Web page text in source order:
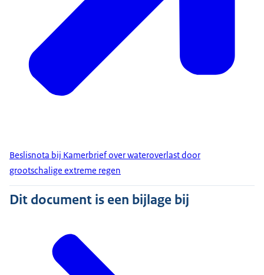
Beslisnota bij Kamerbrief over wateroverlast door
grootschalige extreme regen
Dit document is een bijlage bij